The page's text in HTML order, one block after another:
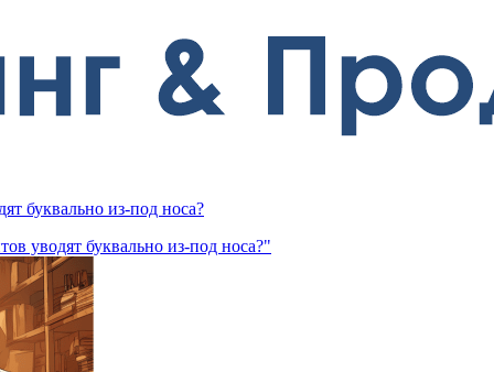
буквально из-под носа?
уводят буквально из-под носа?"